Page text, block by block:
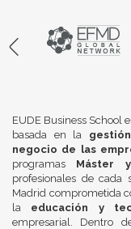
EUDE Business School
basada en la
negocio de las
programas Máster
profesionales de cada
Madrid comprometida
la educación y
empresarial. Dentro